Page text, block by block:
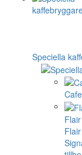
Speciella